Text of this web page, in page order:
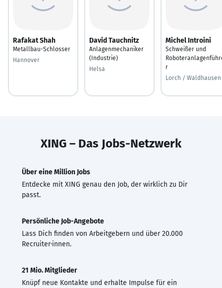
Rafakat Shah
Metallbau-Schlosser
Hannover
David Tauchnitz
Anlagenmechaniker
(Industrie)
Helsa
Michel Introini
Schweißer und
r
Lorch / Waldhausen
XING – Das Jobs-Netzwerk
Über eine Million Jobs
Entdecke mit XING genau den Job, der wirklich zu Dir
passt.
Persönliche Job-Angebote
Lass Dich finden von Arbeitgebern und über 20.000
Recruiter·innen.
21 Mio. Mitglieder
Knüpf neue Kontakte und erhalte Impulse für ein